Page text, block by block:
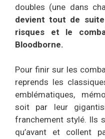
doubles (une dans
devient tout de
risques et le
Bloodborne.
Pour finir sur les
reprends les
emblématiques,
soit par leur
franchement stylé. Ils
qu’avant et collent